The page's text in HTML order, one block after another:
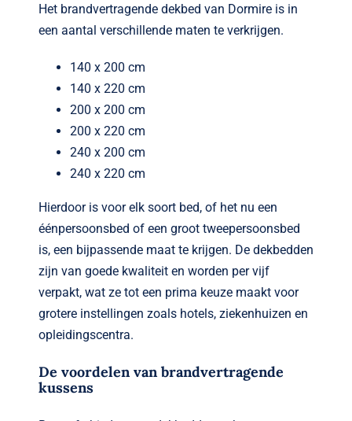
Het brandvertragende dekbed van Dormire is in
een aantal verschillende maten te verkrijgen.
140 x 200 cm
140 x 220 cm
200 x 200 cm
200 x 220 cm
240 x 200 cm
240 x 220 cm
Hierdoor is voor elk soort bed, of het nu een
éénpersoonsbed of een groot tweepersoonsbed
is, een bijpassende maat te krijgen. De dekbedden
zijn van goede kwaliteit en worden per vijf
verpakt, wat ze tot een prima keuze maakt voor
grotere instellingen zoals hotels, ziekenhuizen en
opleidingscentra.
De voordelen van brandvertragende
kussens